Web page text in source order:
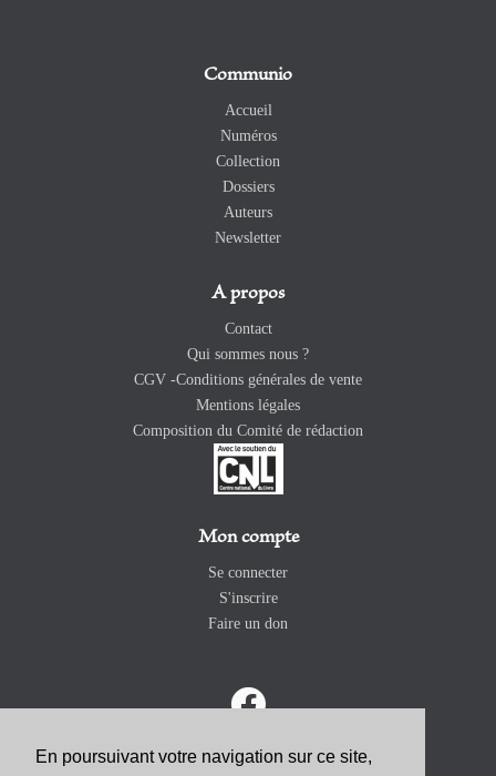
En poursuivant votre navigation sur ce site,
Communio
Accueil
Numéros
Collection
Dossiers
Auteurs
Newsletter
A propos
Contact
Qui sommes nous ?
CGV -Conditions générales de vente
Mentions légales
Composition du Comité de rédaction
Mon compte
Se connecter
S'inscrire
Faire un don